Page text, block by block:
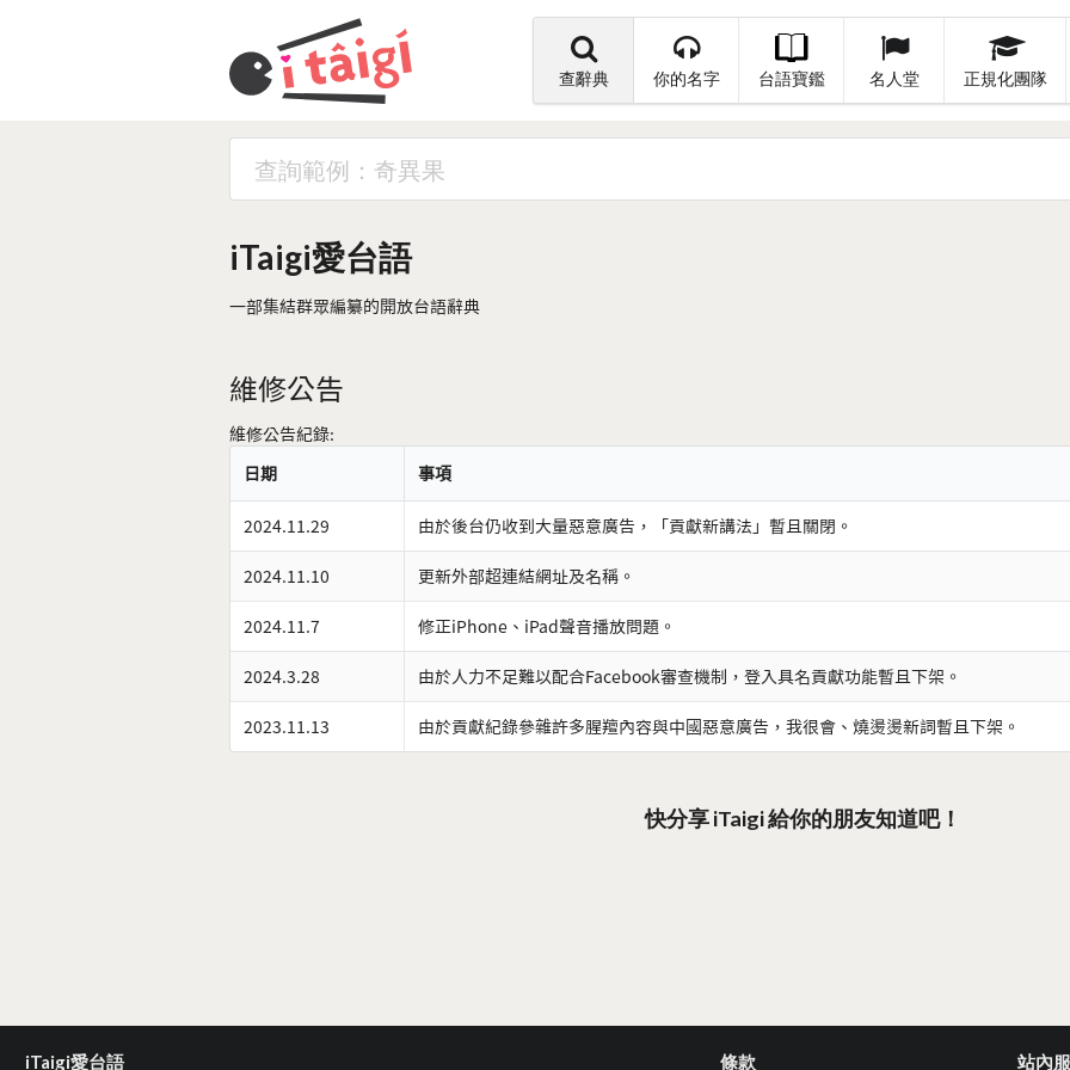
查辭典 你的名字 台語寶鑑 名人堂 正規化團隊
iTaigi愛台語
一部集結群眾編纂的開放台語辭典
維修公告
維修公告紀錄:
日期
事項
2024.11.29 由於後台仍收到大量惡意廣告，「貢獻新講法」暫且關閉。
2024.11.10 更新外部超連結網址及名稱。
2024.11.7 修正iPhone、iPad聲音播放問題。
2024.3.28 由於人力不足難以配合Facebook審查機制，登入具名貢獻功能暫且下架。
2023.11.13 由於貢獻紀錄參雜許多腥羶內容與中國惡意廣告，我很會、燒燙燙新詞暫且下架。
快分享 iTaigi 給你的朋友知道吧！
iTaigi愛台語 條款 站內